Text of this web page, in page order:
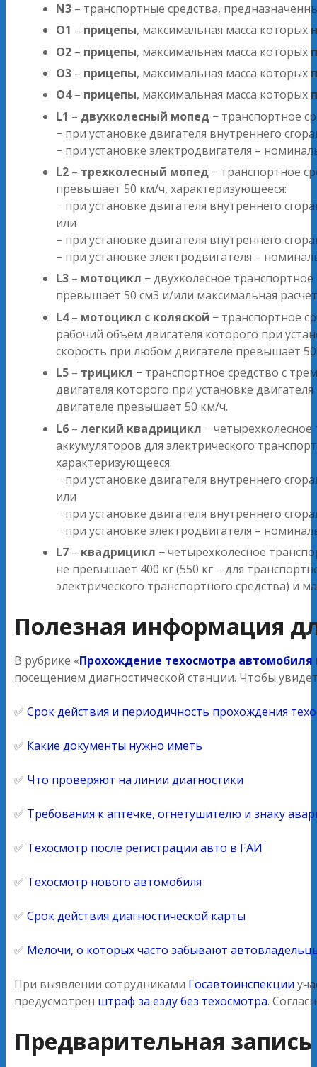
N3 – транспортные средства,
O1 – прицепы, максимальная масса которых
O2 – прицепы, максимальная масса которых
O3 – прицепы, максимальная масса которых
O4– прицепы, максимальная масса которых
L1 – двухколесный мопед − транспортное
− при установке двигателя внутреннего
− при установке электродвигателя –
L2 – трехколесный мопед − транспортное
превышает 50 км/ч, характеризующееся:
− при установке двигателя внутреннего
или
− при установке двигателя внутреннего
− при установке электродвигателя –
L3 – мотоцикл − двухколесное
превышает 50 см3 и/или максимальная
L4– мотоцикл с коляской − транспортное
рабочий объем двигателя которого при
скорость при любом двигателе превышает
L5 – трицикл − транспортное средство с
двигателя которого при установке
двигателе превышает 50 км/ч.
L6 –легкий квадрицикл −
аккумуляторов для электрического
характеризующееся:
− при установке двигателя внутреннего
или
− при установке двигателя внутреннего
− при установке электродвигателя –
L7 – квадрицикл − четырехколесное
не превышает 400 кг (550 кг – для
электрического транспортного средства) и
Полезная информация
В рубрике «Прохождение техосмотра автомобиля
посещением диагностической станции. Чтобы
✅ Срок действия и периодичность прохождения
✅ Какие документы нужно иметь
✅ Что проверяют на линии диагностики
✅ Требования к аптечке, огнетушителю и знаку
✅ Техосмотр после регистрации авто в ГАИ
✅ Техосмотр нового автомобиля
✅ Срок действия диагностической карты
✅ Мелочи, о которых часто забывают
При выявлении сотрудниками Госавтоинспекции
предусмотрен штраф за езду без техосмотра.
Предварительная